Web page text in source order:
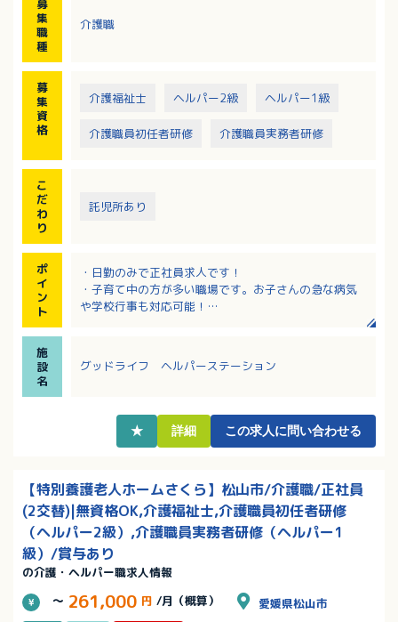
・介護保険外サービス
募
集
職
種
介護職
募
集
資
格
介護福祉士 ヘルパー2級 ヘルパー1級
介護職員初任者研修 介護職員実務者研修
こ
だ
わ
り
託児所あり
ポ
イ
ン
ト
・日勤のみで正社員求人です！
・子育て中の方が多い職場です。お子さんの急な病気
や学校行事も対応可能！
訪問もあり
・増員で1名のみの募集です！
施
設
名
グッドライフ ヘルパーステーション
★ 詳細 この求人に問い合わせる
【特別養護老人ホームさくら】松山市/介護職/正社員
(2交替)|無資格OK,介護福祉士,介護職員初任者研修
（ヘルパー2級）,介護職員実務者研修（ヘルパー1
級）/賞与あり
の介護・ヘルパー職求人情報
～ 261,000 円 /月（概算） 愛媛県松山市